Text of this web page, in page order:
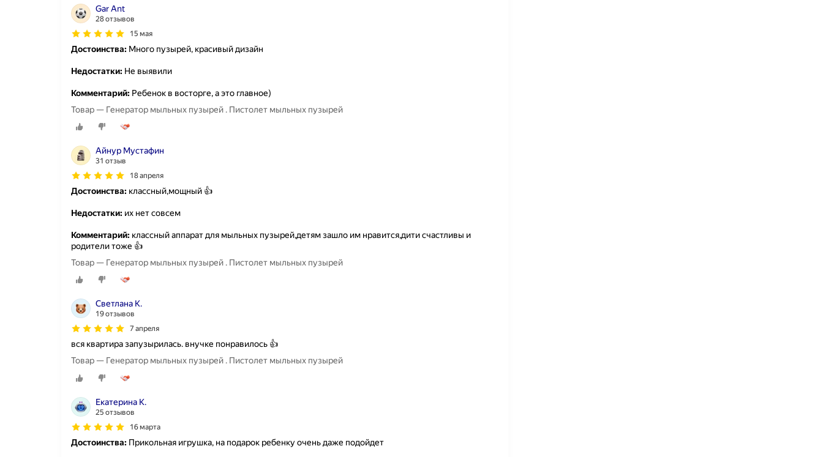
Gar Ant
28 отзывов
15 мая
Достоинства: Много пузырей, красивый дизайн
Недостатки: Не выявили
Комментарий: Ребенок в восторге, а это главное)
Товар — Генератор мыльных пузырей . Пистолет мыльных пузырей
Айнур Мустафин
31 отзыв
18 апреля
Достоинства: классный,мощный 👍
Недостатки: их нет совсем
Комментарий: классный аппарат для мыльных пузырей,детям зашло им нравится,дити счастливы и
родители тоже 👍
Товар — Генератор мыльных пузырей . Пистолет мыльных пузырей
Светлана К.
19 отзывов
7 апреля
вся квартира запузырилась. внучке понравилось 👍
Товар — Генератор мыльных пузырей . Пистолет мыльных пузырей
Екатерина К.
25 отзывов
16 марта
Достоинства: Прикольная игрушка, на подарок ребенку очень даже подойдет